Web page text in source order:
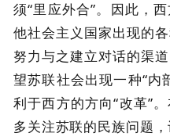
须“里应外合”。因此，
他社会主义国家出现的
努力与之建立对话的渠
望苏联社会出现一种“内
利于西方的方向“改革”
多关注苏联的民族问题